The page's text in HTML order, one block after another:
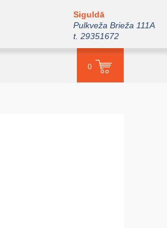
Siguldā
Pulkveža Brieža 111A
t. 29351672
0